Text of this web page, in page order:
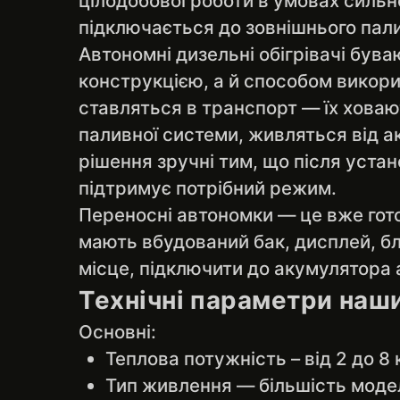
підключається до зовнішнього
Автономні дизельні обігрівачі
конструкцією, а й способом
ставляться в транспорт — їх
паливної системи, живляться від
рішення зручні тим, що після
підтримує потрібний режим.
Переносні автономки — це вже
мають вбудований бак, дисплей,
місце, підключити до акумулятора
Технічні параметри
Основні:
Теплова потужність – від 2 до
Тип живлення — більшість